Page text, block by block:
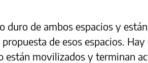
duro de ambos espacios y están
de esos espacios.
están movilizados y terminan